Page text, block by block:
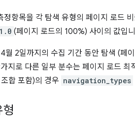
정항목을 각 탐색 유형의 페이지 로드
1.0 (페이지 로드의 100%) 사이의 값입
2일까지의 수집 기간 동안 탐색 (페
지로 다른 일부 분수는 페이지 로드 최
합 포함)의 경우 navigation_types